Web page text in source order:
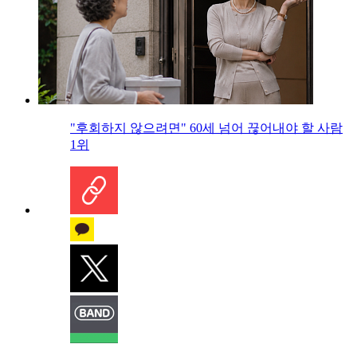
"후회하지 않으려면" 60세 넘어 끊어내야 할 사람
1위